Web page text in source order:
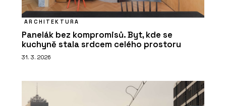
ARCHITEKTURA
Panelák bez kompromisů. Byt, kde se
kuchyně stala srdcem celého prostoru
31. 3. 2026